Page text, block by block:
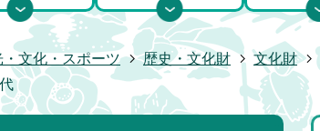
・文化・スポーツ 歴史・文化財 文化財